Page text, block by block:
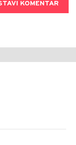
KOMENTAR